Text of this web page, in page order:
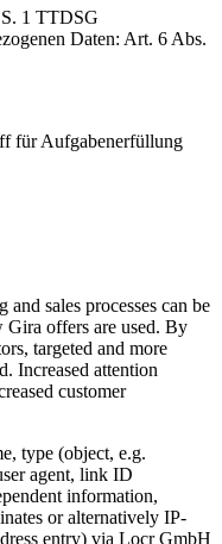
1 TTDSG
Daten: Art. 6 Abs.
für Aufgabenerfüllung
and sales processes can be
Gira offers are used. By
targeted and more
Increased attention
customer
type (object, e.g.
agent, link ID
information,
or alternatively IP-
entry) via Locr GmbH